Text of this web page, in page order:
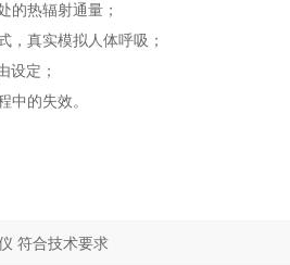
的热辐射通量；
，真实模拟人体呼吸；
设定；
中的失效。